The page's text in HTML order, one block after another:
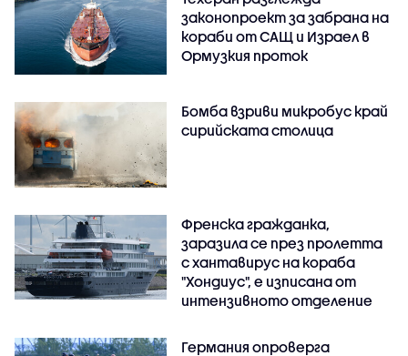
законопроект за забрана на
кораби от САЩ и Израел в
Ормузкия проток
Бомба взриви микробус край
сирийската столица
Френска гражданка,
заразила се през пролетта
с хантавирус на кораба
"Хондиус", е изписана от
интензивното отделение
Германия опроверга